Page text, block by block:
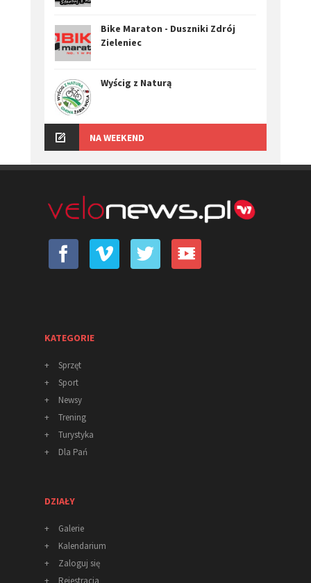
Bike Maraton - Duszniki Zdrój
Zieleniec
Wyścig z Naturą
NA WEEKEND
KATEGORIE
+
Sprzęt
+
Sport
+
Newsy
+
Trening
+
Turystyka
+
Dla Pań
DZIAŁY
+
Galerie
+
Kalendarium
+
Zaloguj się
+
Rejestracja